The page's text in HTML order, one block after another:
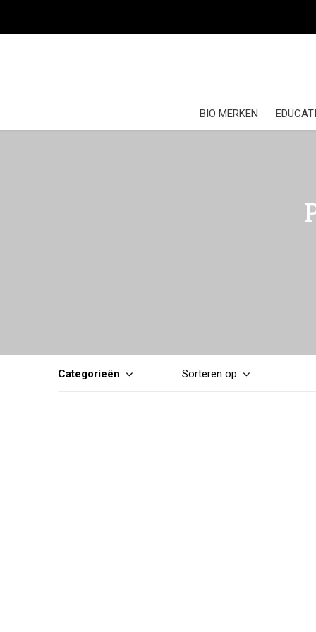
BIO MERKEN
Categorieën Sorteren op